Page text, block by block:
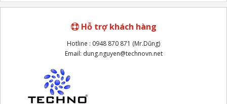
Hỗ trợ khách hàng
Hotline : 0948 870 871 (Mr.Dũng)
Email: dung.nguyen@technovn.net